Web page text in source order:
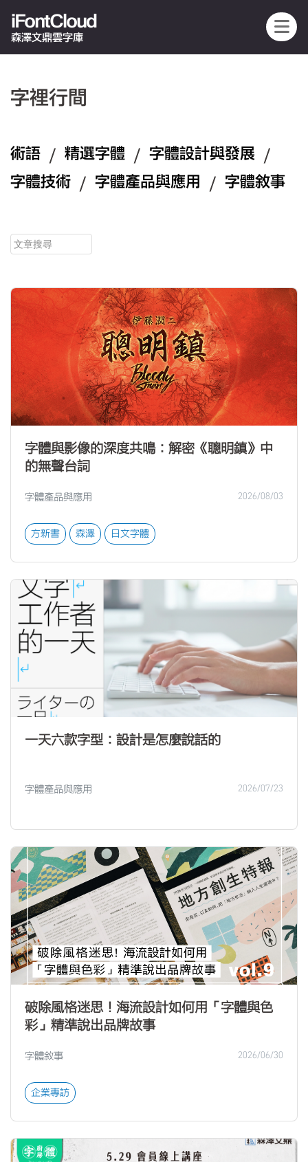
iFontCloud
森澤文鼎雲字庫
字裡行間
術語 / 精選字體 / 字體設計與發展 /
字體技術 / 字體產品與應用 / 字體敘事
字體與影像的深度共鳴：解密《聰明鎮》中
的無聲台詞
字體產品與應用 2026/08/03
方新書 森澤 日文字體
一天六款字型：設計是怎麼說話的
字體產品與應用 2026/07/23
破除風格迷思！海流設計如何用「字體與色
彩」精準說出品牌故事
字體敘事 2026/06/30
企業專訪